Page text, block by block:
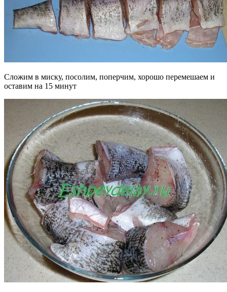
Сложим в миску, посолим, поперчим, хорошо перемешаем и
оставим на 15 минут